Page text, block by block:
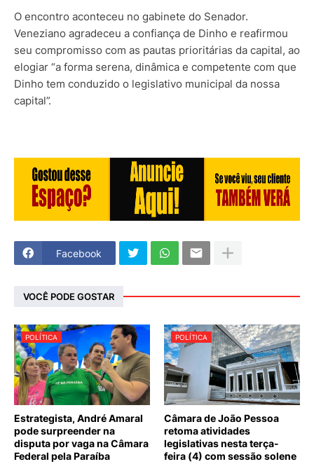
O encontro aconteceu no gabinete do Senador.
Veneziano agradeceu a confiança de Dinho e reafirmou
seu compromisso com as pautas prioritárias da capital, ao
elogiar “a forma serena, dinâmica e competente com que
Dinho tem conduzido o legislativo municipal da nossa
capital”.
Facebook
VOCÊ PODE GOSTAR
POLÍTICA
Estrategista, André Amaral
pode surpreender na
disputa por vaga na Câmara
Federal pela Paraíba
POLÍTICA
Câmara de João Pessoa
retoma atividades
legislativas nesta terça-
feira (4) com sessão solene